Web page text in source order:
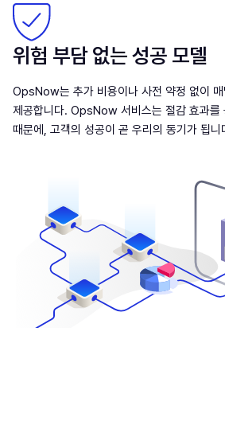
위험 부담 없는 성공 모델
OpsNow는 추가 비용이나 사전 약정 없이 매
제공합니다. OpsNow 서비스는 절감 효과를
때문에, 고객의 성공이 곧 우리의 동기가 됩니